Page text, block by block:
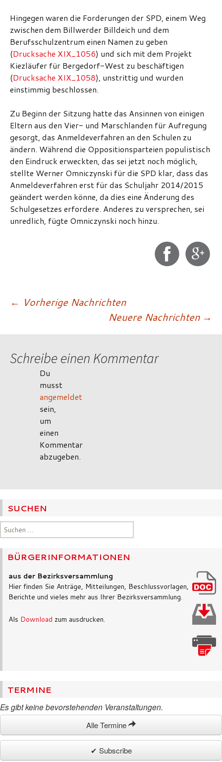
Hingegen waren die Forderungen der SPD, einem Weg
zwischen dem Billwerder Billdeich und dem
Berufsschulzentrum einen Namen zu geben
(Drucksache XIX_1056) und sich mit dem Projekt
Kiezläufer für Bergedorf-West zu beschäftigen
(Drucksache XIX_1058), unstrittig und wurden
einstimmig beschlossen.
Zu Beginn der Sitzung hatte das Ansinnen von einigen
Eltern aus den Vier- und Marschlanden für Aufregung
gesorgt, das Anmeldeverfahren an den Schulen zu
ändern. Während die Oppositionsparteien populistisch
den Eindruck erweckten, das sei jetzt noch möglich,
stellte Werner Omniczynski für die SPD klar, dass das
Anmeldeverfahren erst für das Schuljahr 2014/2015
geändert werden könne, da dies eine Änderung des
Schulgesetzes erfordere. Anderes zu versprechen, sei
unredlich, fügte Omniczynski noch hinzu.
← Vorherige Nachrichten
Neuere Nachrichten →
Schreibe einen Kommentar
Du
musst
angemeldet
sein,
um
einen
Kommentar
abzugeben.
SUCHEN
Suchen
nach:
BÜRGERINFORMATIONEN
aus der Bezirksversammlung
Hier finden Sie Anträge, Mitteilungen, Beschlussvorlagen,
Berichte und vieles mehr aus Ihrer Bezirksversammlung.
Als Download zum ausdrucken.
TERMINE
Es gibt keine bevorstehenden Veranstaltungen.
Alle Termine
✔ Subscribe